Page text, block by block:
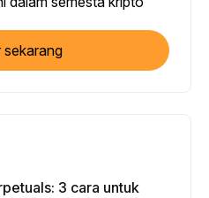
sekarang
3 cara untuk